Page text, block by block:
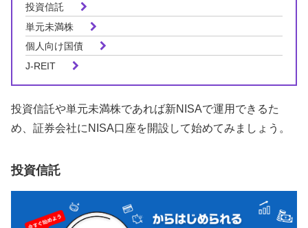
投資信託
単元未満株
個人向け国債
J-REIT
投資信託や単元未満株であれば新NISAで運用できるた
め、証券会社にNISA口座を開設して始めてみましょう。
投資信託